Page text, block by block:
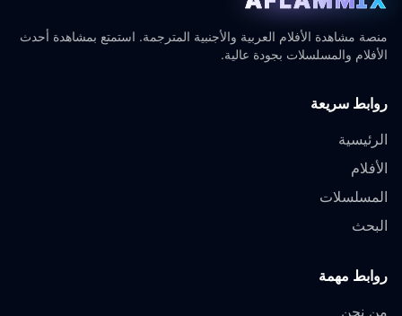
منصة مشاهدة الأفلام العربية والأجنبية المترجمة. استمتع بمشاهدة أحدث
الأفلام والمسلسلات بجودة عالية.
روابط سريعة
الرئيسية
الأفلام
المسلسلات
البحث
روابط مهمة
من نحن